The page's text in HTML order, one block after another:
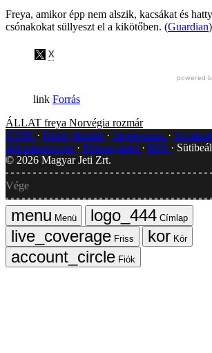
Freya, amikor épp nem alszik, kacsákat és
csónakokat süllyeszt el a kikötőben. (Guardian)
Forrás
ÁLLAT freya Norvégia rozmár
GYIK
Hibát jelentek Impresszum
dokumentumok
Médiaajánlat RSS
© 2026 Magyar Jeti Zrt.
Vége
Menü
Címlap
Friss
Kör
Fiók